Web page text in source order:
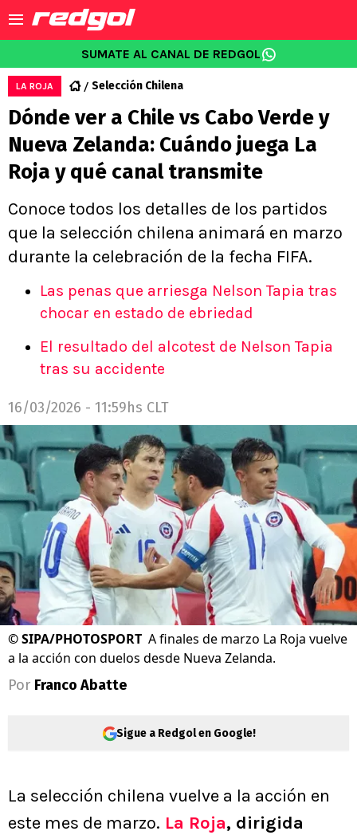
SUMATE AL CANAL DE REDGOL
LA ROJA Selección Chilena
Dónde ver a Chile vs Cabo Verde y
Nueva Zelanda: Cuándo juega La
Roja y qué canal transmite
Conoce todos los detalles de los partidos
que la selección chilena animará en marzo
durante la celebración de la fecha FIFA.
Las penas que arriesga Nelson Tapia tras
chocar en estado de ebriedad
El resultado del alcotest de Nelson Tapia
tras su accidente
16/03/2026 - 11:59hs CLT
©SIPA/PHOTOSPORT A finales de marzo La Roja vuelve
a la acción con duelos desde Nueva Zelanda.
Por Franco Abatte
Sigue a Redgol en Google!
La selección chilena vuelve a la acción en
este mes de marzo. La Roja, dirigida